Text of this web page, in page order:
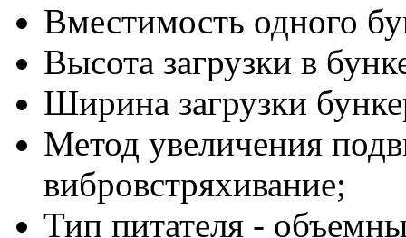
Вместимость одного
Высота загрузки в
Ширина загрузки
Метод увеличения
вибровстряхивание;
Тип питателя -